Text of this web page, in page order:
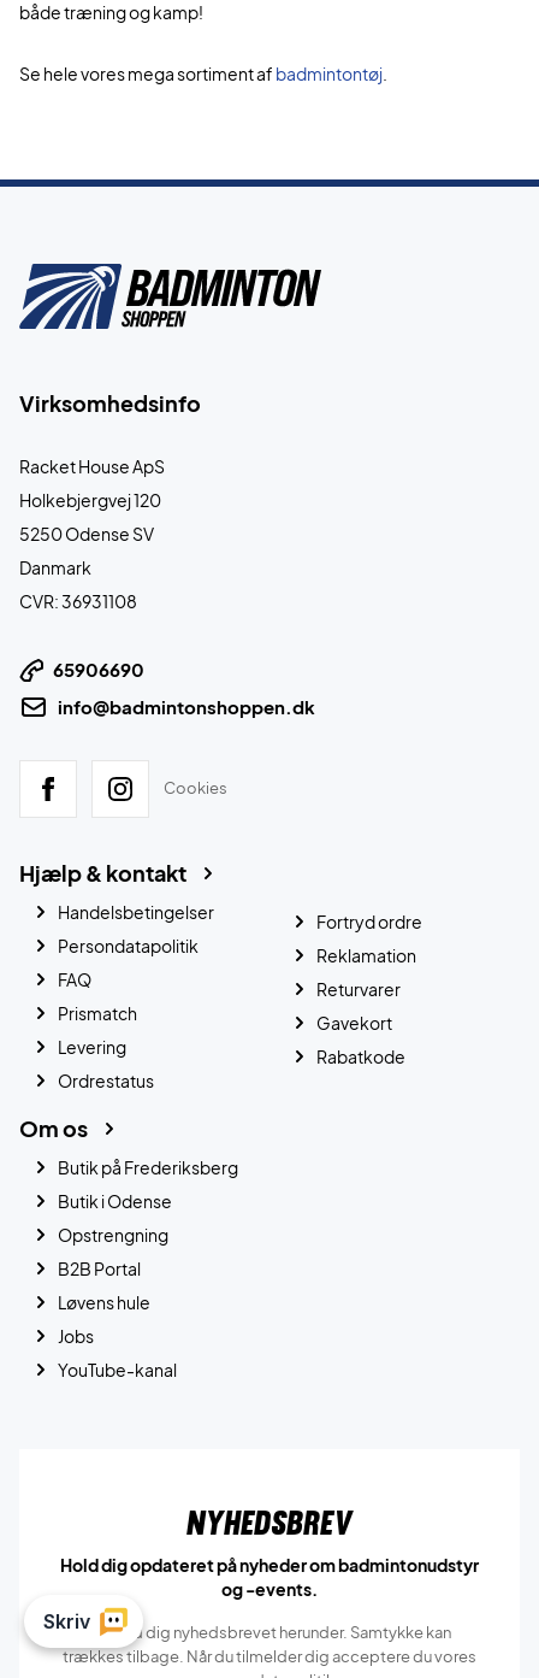
både træning og kamp!
Se hele vores mega sortiment af badmintontøj
Virksomhedsinfo
Racket House ApS
Holkebjergvej 120
5250 Odense SV
Danmark
CVR: 36931108
65906690
info@badmintonshoppen.dk
Cookies
Hjælp & kontakt
Handelsbetingelser
Persondatapolitik
FAQ
Prismatch
Levering
Ordrestatus
Fortryd ordre
Reklamation
Returvarer
Gavekort
Rabatkode
Om os
Butik på Frederiksberg
Butik i Odense
Opstrengning
B2B Portal
Løvens hule
Jobs
YouTube-kanal
Nyhedsbrev
Hold dig opdateret på nyheder om badmintonudstyr
og -events.
Tilmeld dig nyhedsbrevet herunder. Samtykke kan
trækkes tilbage. Når du tilmelder dig acceptere du vores